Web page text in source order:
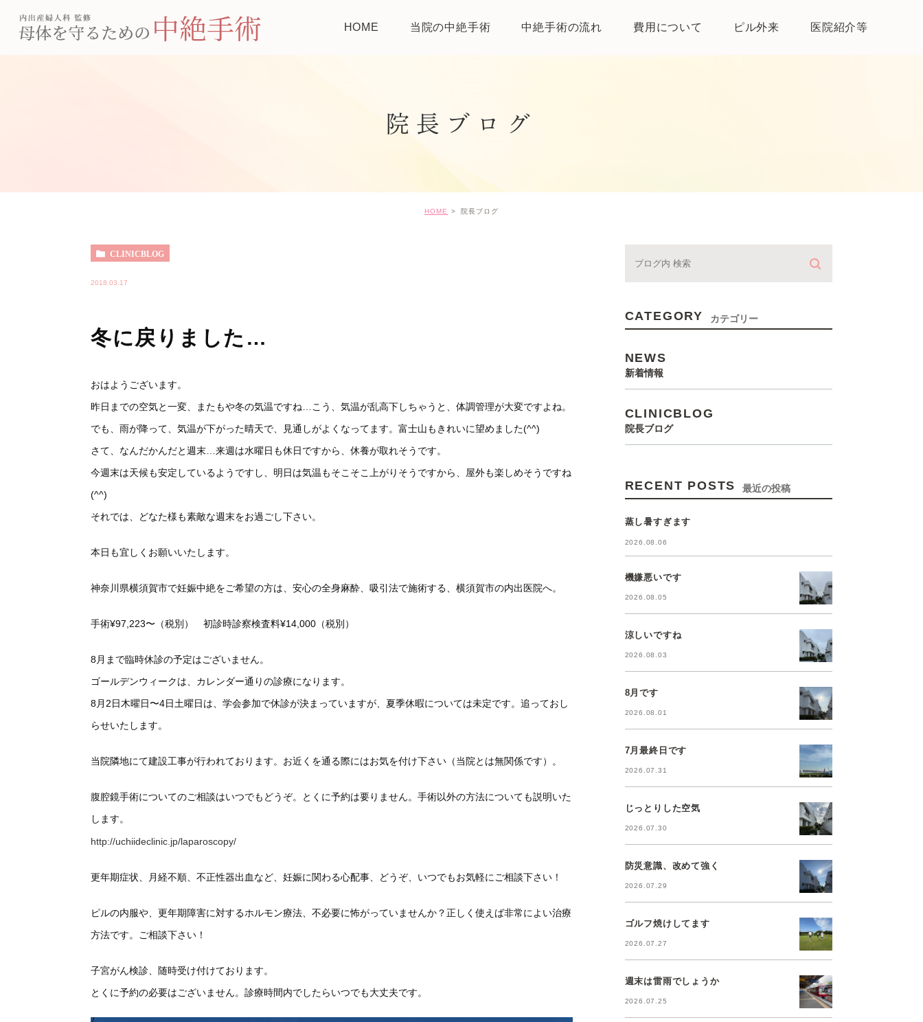
HOME 当院の中絶手術 中絶手術の流れ 費用について ピル外来 医院紹介等
院長ブログ
HOME 院長ブログ
CLINICBLOG
2018.03.17
冬に戻りました…
おはようございます。
昨日までの空気と一変、またもや冬の気温ですね…こう、気温が乱高下しちゃうと、体調管理が大変ですよね。
でも、雨が降って、気温が下がった晴天で、見通しがよくなってます。富士山もきれいに望めました(^^)
さて、なんだかんだと週末…来週は水曜日も休日ですから、休養が取れそうです。
今週末は天候も安定しているようですし、明日は気温もそこそこ上がりそうですから、屋外も楽しめそうですね
(^^)
それでは、どなた様も素敵な週末をお過ごし下さい。
本日も宜しくお願いいたします。
神奈川県横須賀市で妊娠中絶をご希望の方は、安心の全身麻酔、吸引法で施術する、横須賀市の内出医院へ。
手術¥97,223〜（税別） 初診時診察検査料¥14,000（税別）
8月まで臨時休診の予定はございません。
ゴールデンウィークは、カレンダー通りの診療になります。
8月2日木曜日〜4日土曜日は、学会参加で休診が決まっていますが、夏季休暇については未定です。追っておし
らせいたします。
当院隣地にて建設工事が行われております。お近くを通る際にはお気を付け下さい（当院とは無関係です）。
腹腔鏡手術についてのご相談はいつでもどうぞ。とくに予約は要りません。手術以外の方法についても説明いた
します。
http://uchiideclinic.jp/laparoscopy/
更年期症状、月経不順、不正性器出血など、妊娠に関わる心配事、どうぞ、いつでもお気軽にご相談下さい！
ピルの内服や、更年期障害に対するホルモン療法、不必要に怖がっていませんか？正しく使えば非常によい治療
方法です。ご相談下さい！
子宮がん検診、随時受け付けております。
とくに予約の必要はございません。診療時間内でしたらいつでも大丈夫です。
CATEGORY カテゴリー
NEWS
新着情報
CLINICBLOG
院長ブログ
RECENT POSTS 最近の投稿
蒸し暑すぎます
2026.08.06
機嫌悪いです
2026.08.05
涼しいですね
2026.08.03
8月です
2026.08.01
7月最終日です
2026.07.31
じっとりした空気
2026.07.30
防災意識、改めて強く
2026.07.29
ゴルフ焼けしてます
2026.07.27
週末は雷雨でしょうか
2026.07.25